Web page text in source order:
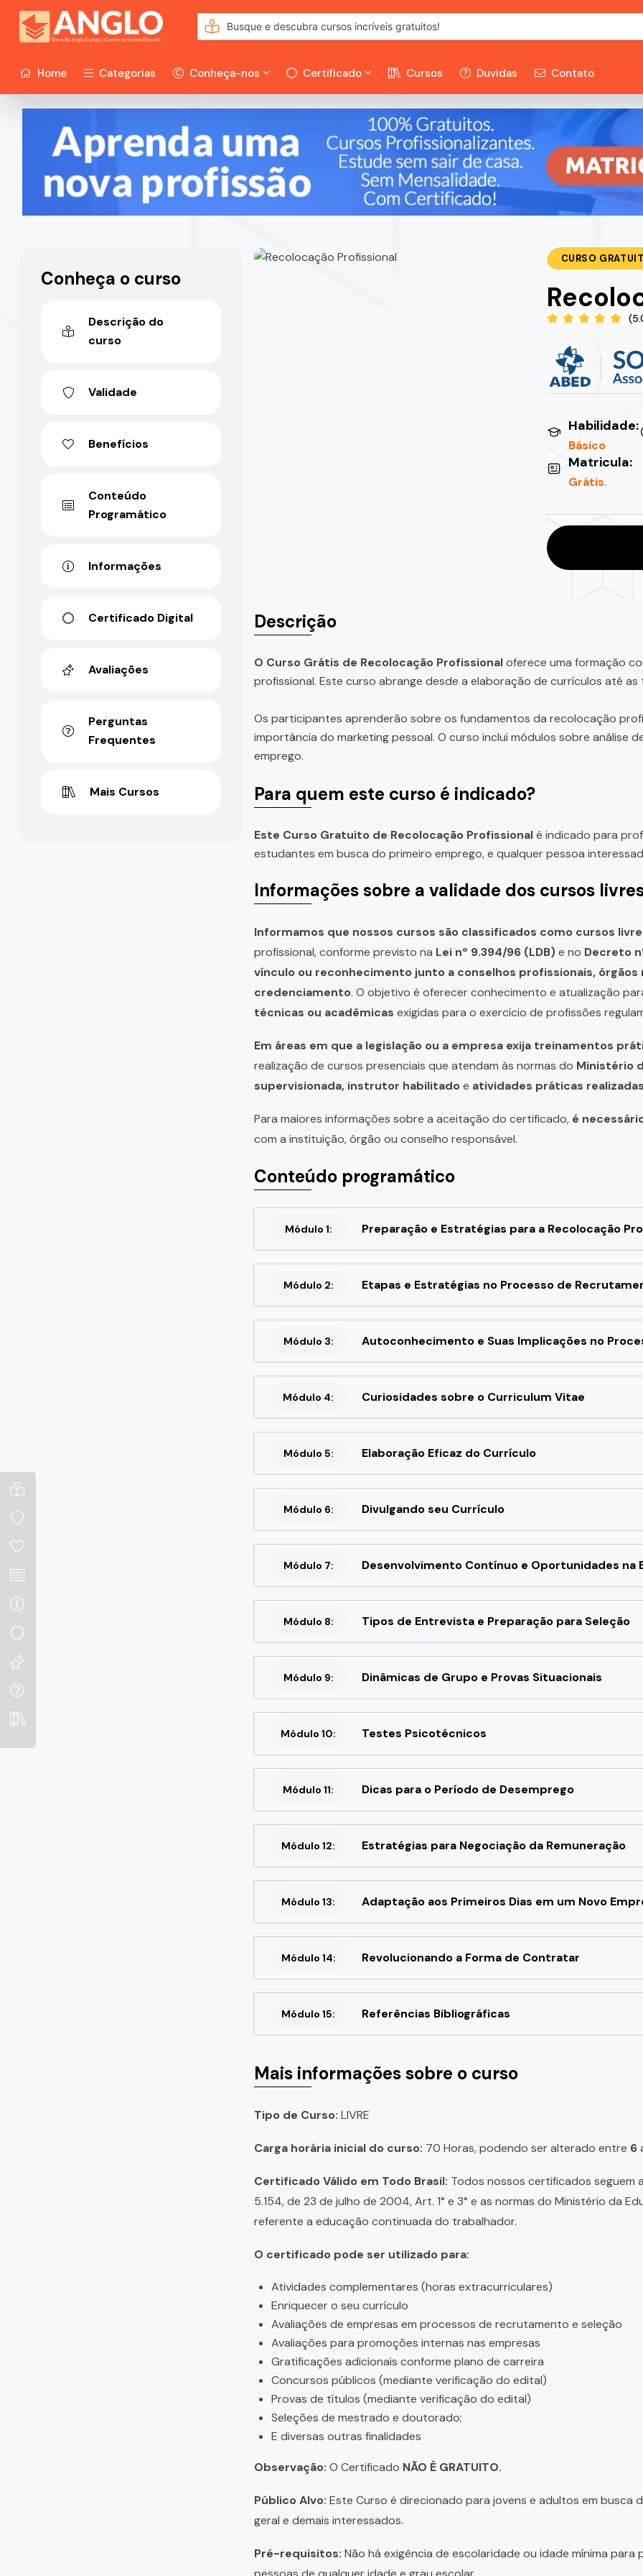
Home Categorias Conheça-nos Certificado Cursos Duvidas Contato
CURSO
Habilidade:
Básico
Matricula:
Grátis.
Descrição
O Curso Grátis de Recolocação Profissionaloferece uma formação
profissional. Este curso abrange desde a elaboração de currículos até
Os participantes aprenderão sobre os fundamentos da recolocação
importância do marketing pessoal. O curso inclui módulos sobre análise
emprego.
Para quem este curso é indicado?
Este Curso Gratuito de Recolocação Profissionalé indicado para
estudantes em busca do primeiro emprego, e qualquer pessoa
Informações sobre a validade dos cursos
Informamos que nossos cursos são classificados como cursos
profissional, conforme previsto na Lei nº 9.394/96 (LDB)e no Decreto
vínculo ou reconhecimento junto a conselhos profissionais,
credenciamento. O objetivo é oferecer conhecimento e atualização
técnicas ou acadêmicas exigidas para o exercício de profissões
Em áreas em que a legislação ou a empresa exija treinamentos
realização de cursos presenciais que atendam às normas do Ministério
supervisionada, instrutor habilitadoe atividades práticas
Para maiores informações sobre a aceitação do certificado, é
com a instituição, órgão ou conselho responsável.
Conteúdo programático
Módulo 1: Preparação e Estratégias para a Recolocação
Módulo 2: Etapas e Estratégias no Processo de
Módulo 3: Autoconhecimento e Suas Implicações no
Módulo 4: Curiosidades sobre o Curriculum Vitae
Módulo 5: Elaboração Eficaz do Currículo
Módulo 6: Divulgando seu Currículo
Módulo 7: Desenvolvimento Contínuo e Oportunidades na
Módulo 8: Tipos de Entrevista e Preparação para Seleção
Módulo 9: Dinâmicas de Grupo e Provas Situacionais
Módulo 10: Testes Psicotécnicos
Módulo 11: Dicas para o Período de Desemprego
Módulo 12: Estratégias para Negociação da Remuneração
Módulo 13: Adaptação aos Primeiros Dias em um Novo
Módulo 14: Revolucionando a Forma de Contratar
Módulo 15: Referências Bibliográficas
Mais informações sobre o curso
Tipo de Curso: LIVRE
Carga horária inicial do curso: 70 Horas, podendo ser alterado entre 6
Certificado Válido em Todo Brasil: Todos nossos certificados seguem
5.154, de 23 de julho de 2004, Art. 1° e 3° e as normas do Ministério da
referente a educação continuada do trabalhador.
O certificado pode ser utilizado para:
Atividades complementares (horas extracurriculares)
Enriquecer o seu currículo
Avaliações de empresas em processos de recrutamento e seleção
Avaliações para promoções internas nas empresas
Gratificações adicionais conforme plano de carreira
Concursos públicos (mediante verificação do edital)
Provas de títulos (mediante verificação do edital)
Seleções de mestrado e doutorado;
E diversas outras finalidades
Observação: O Certificado NÃO É GRATUITO.
Público Alvo: Este Curso é direcionado para jovens e adultos em busca
geral e demais interessados.
Pré-requisitos: Não há exigência de escolaridade ou idade mínima
Conheça o curso
Descrição do
curso
Validade
Benefícios
Conteúdo
Programático
Informações
Certificado Digital
Avaliações
Perguntas
Frequentes
Mais Cursos